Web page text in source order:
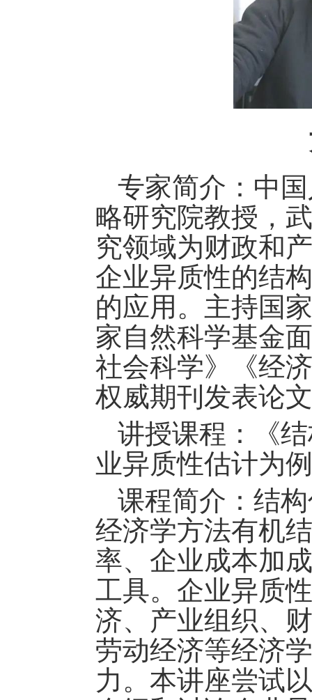
专家简介： 中
略研究院教授，
究领域为财政和
企业异质性的结
的应用。 主持国
家自然科学基金
社会科学》《经
权威期刊发表论
讲授课程：《
业异质性估计为
课程简介：结
经济学方法有机
率、企业成本加
工具。企业异质
济、产业组织、
劳动经济等经济
力。本讲座尝试